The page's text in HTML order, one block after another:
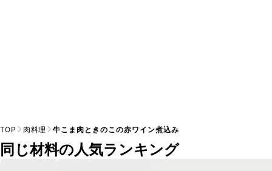
TOP 肉料理 牛こま肉ときのこの赤ワイン煮込み
同じ材料の人気ランキング